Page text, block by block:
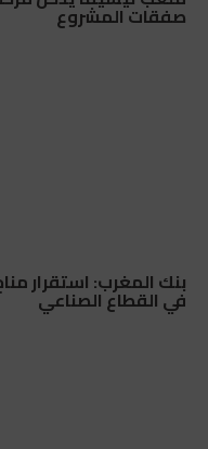
صفقات المشروع
بنك المغرب: استقرار
في القطاع الصناعي